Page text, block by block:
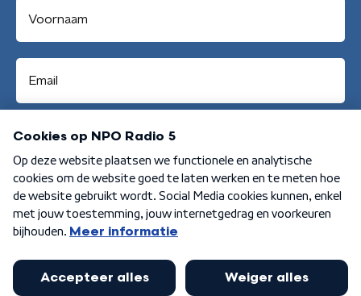
Aanmelden
Algemene voorwaarden